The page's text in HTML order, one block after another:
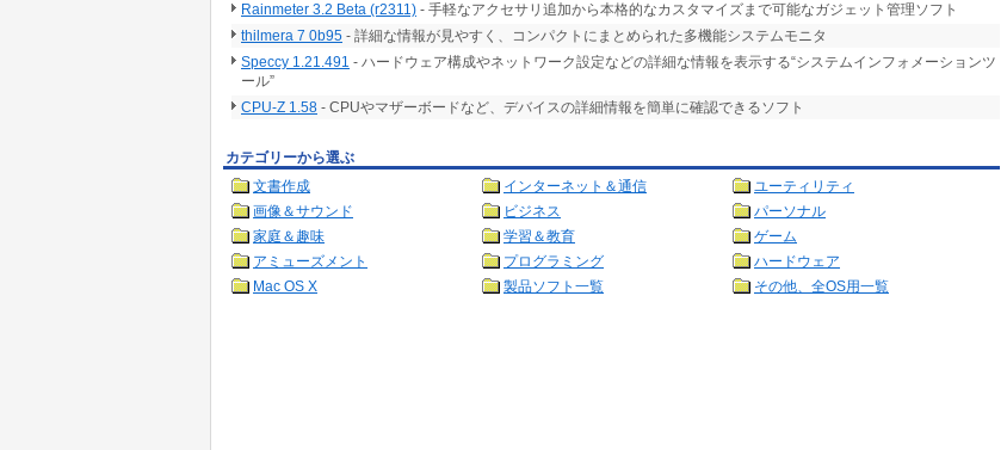
Rainmeter 3.2 Beta (r2311) - 手軽なアクセサリ追加から本格的なカスタマイズまで可能なガジェット管理ソフト
thilmera 7 0b95 - 詳細な情報が見やすく、コンパクトにまとめられた多機能システムモニタ
Speccy 1.21.491 - ハードウェア構成やネットワーク設定などの詳細な情報を表示する“システムインフォメーションツ
ール”
CPU-Z 1.58 - CPUやマザーボードなど、デバイスの詳細情報を簡単に確認できるソフト
カテゴリーから選ぶ
文書作成
インターネット＆通信
ユーティリティ
画像＆サウンド
ビジネス
パーソナル
家庭＆趣味
学習＆教育
ゲーム
アミューズメント
プログラミング
ハードウェア
Mac OS X
製品ソフト一覧 その他、全OS用一覧